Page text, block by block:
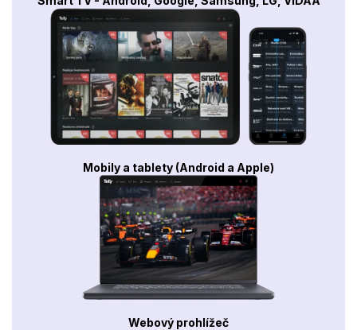
Mobily a tablety (Android a Apple)
Webový prohlížeč